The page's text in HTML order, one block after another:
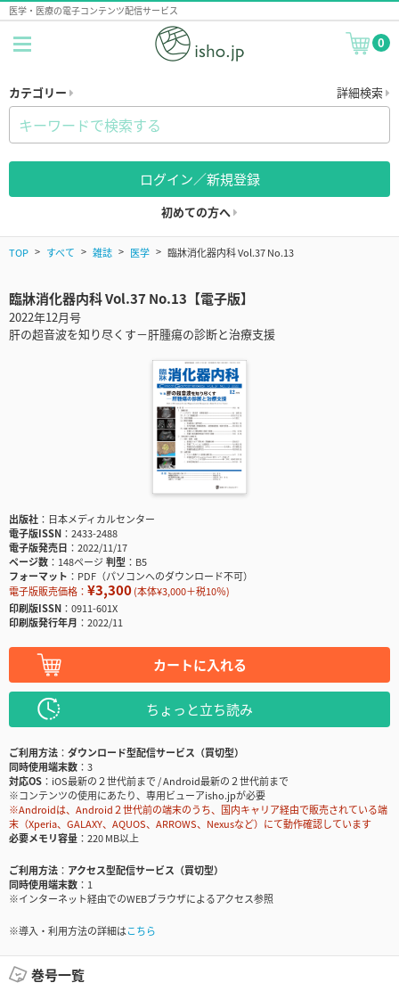
医学・医療の電子コンテンツ配信サービス
0
カテゴリー 詳細検索
ログイン／新規登録
初めての方へ
TOP すべて 雑誌 医学 臨牀消化器内科 Vol.37 No.13
臨牀消化器内科 Vol.37 No.13【電子版】
2022年12月号
肝の超音波を知り尽くす－肝腫瘍の診断と治療支援
出版社
日本メディカルセンター
電子版ISSN
2433-2488
電子版発売日
2022/11/17
ページ数
148ページ判型
B5
フォーマット
PDF（パソコンへのダウンロード不可）
電子版販売価格： ¥3,300(本体¥3,000＋税10％)
印刷版ISSN
0911-601X
印刷版発行年月
2022/11
カートに入れる
ちょっと立ち読み
ご利用方法
ダウンロード型配信サービス（買切型）
同時使用端末数
3
対応OS
iOS最新の２世代前まで / Android最新の２世代前まで
※コンテンツの使用にあたり、専用ビューアisho.jpが必要
※Androidは、Android２世代前の端末のうち、国内キャリア経由で販売されている端
末（Xperia、GALAXY、AQUOS、ARROWS、Nexusなど）にて動作確認しています
必要メモリ容量
220 MB以上
ご利用方法
アクセス型配信サービス（買切型）
同時使用端末数
1
※インターネット経由でのWEBブラウザによるアクセス参照
※導入・利用方法の詳細はこちら
巻号一覧